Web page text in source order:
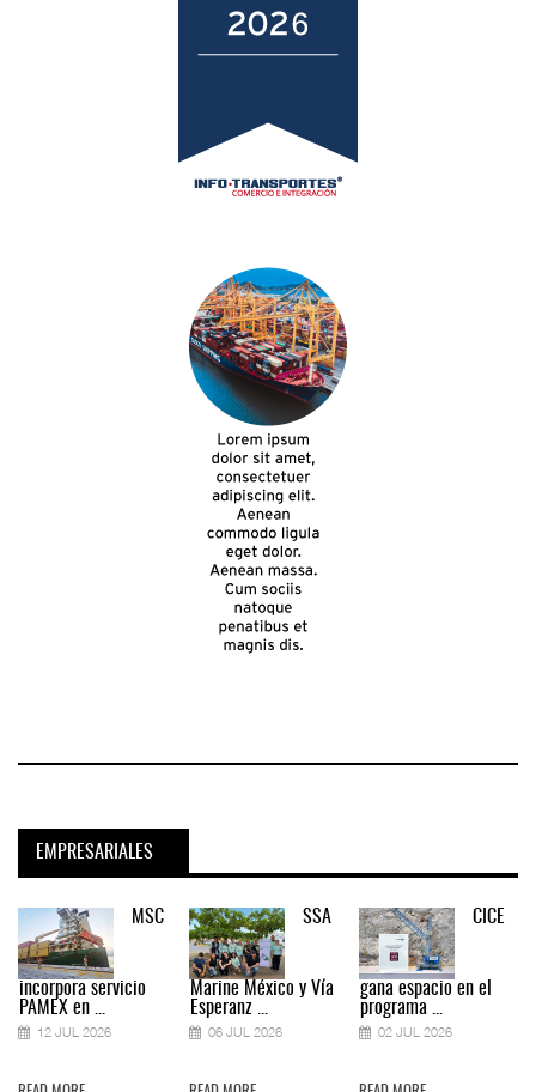
EMPRESARIALES
MSC
incorpora servicio
PAMEX en ...
12 JUL 2026
SSA
Marine México y Vía
Esperanz ...
06 JUL 2026
CICE
gana espacio en el
programa ...
02 JUL 2026